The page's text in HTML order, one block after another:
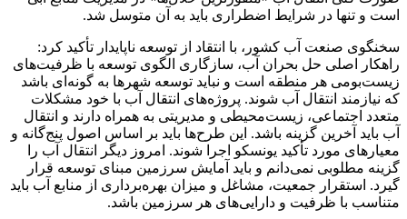
است و تنها در شرایط اضطراری باید به آن متوسل شد.
سخنگوی صنعت آب کشور، با انتقاد از توسعه ناپایدار تأکید کرد:
راهکار اصلی حل بحران آب، سازگاری الگوی توسعه با ظرفیت‌های
زیست‌بومی هر منطقه است و نباید توسعه شهرها به گونه‌ای باشد
که نیازمند انتقال آب شوند. پروژه‌های انتقال آب با خود مشکلات
متعدد اجتماعی، زیست‌محیطی و مدیریتی به همراه دارند و انتقال
آب باید آخرین گزینه باشد. این طرح‌ها باید بر اساس اصول پنج‌گانه و
معیارهای مورد تأکید یونسکو اجرا شوند. امروز دیگر انتقال آب را
گزینه مطلوبی نمی‌دانم و باید آمایش سرزمین مبنای توسعه قرار
گیرد. استقرار جمعیت، مشاغل و میزان بهره‌برداری از منابع آب باید
متناسب با ظرفیت و دارایی‌های هر سرزمین باشد.